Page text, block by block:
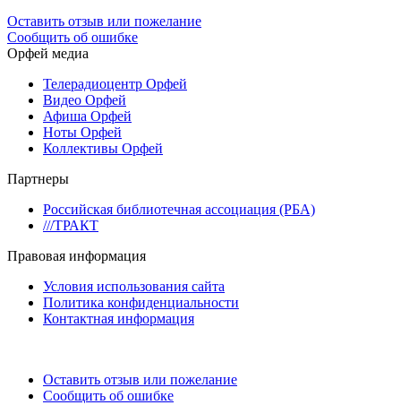
Оставить отзыв или пожелание
Сообщить об ошибке
Орфей медиа
Телерадиоцентр Орфей
Видео Орфей
Афиша Орфей
Ноты Орфей
Коллективы Орфей
Партнеры
Российская библиотечная ассоциация (РБА)
///ТРАКТ
Правовая информация
Условия использования сайта
Политика конфиденциальности
Контактная информация
Оставить отзыв или пожелание
Сообщить об ошибке